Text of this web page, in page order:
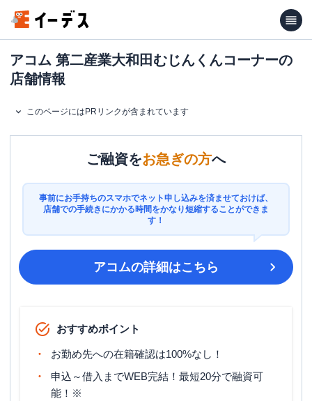
アコム 第二産業大和田むじんくんコーナーの
店舗情報
このページにはPRリンクが含まれています
ご融資をお急ぎの方へ
事前にお手持ちのスマホでネット申し込みを済ませておけば、
店舗での手続きにかかる時間をかなり短縮することができま
す！
アコムの詳細はこちら
おすすめポイント
お勤め先への在籍確認は100%なし！
申込～借入までWEB完結！最短20分で融資可
能！※